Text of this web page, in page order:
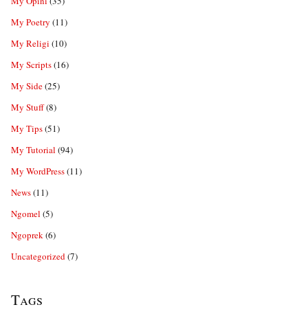
My Poetry (11)
My Religi (10)
My Scripts(16)
My Side(25)
My Stuff(8)
My Tips(51)
My Tutorial (94)
My WordPress(11)
News(11)
Ngomel (5)
Ngoprek(6)
Uncategorized(7)
Tags